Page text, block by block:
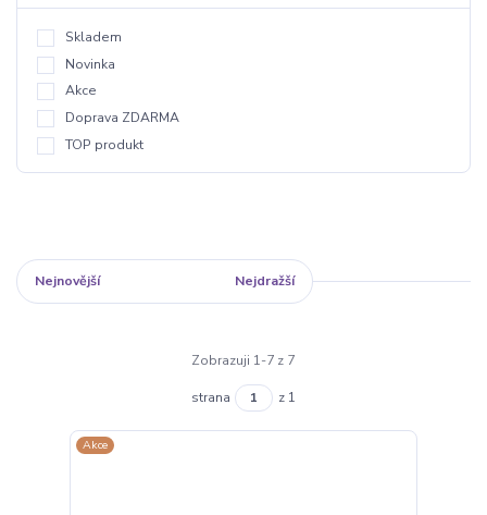
Skladem
Novinka
Akce
Doprava ZDARMA
TOP produkt
Nejnovější Nejdražší
Zobrazuji 1-7 z 7
strana z 1
Akce